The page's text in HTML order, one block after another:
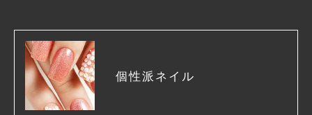
個性派ネイル